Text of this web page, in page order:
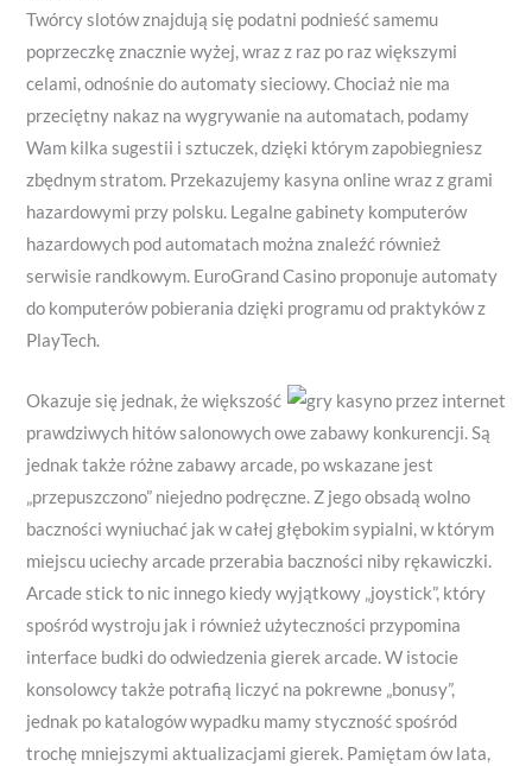
Twórcy slotów znajdują się podatni podnieść samemu
poprzeczkę znacznie wyżej, wraz z raz po raz większymi
celami, odnośnie do automaty sieciowy. Chociaż nie ma
przeciętny nakaz na wygrywanie na automatach, podamy
Wam kilka sugestii i sztuczek, dzięki którym zapobiegniesz
zbędnym stratom. Przekazujemy kasyna online wraz z grami
hazardowymi przy polsku. Legalne gabinety komputerów
hazardowych pod automatach można znaleźć również
serwisie randkowym. EuroGrand Casino proponuje automaty
do komputerów pobierania dzięki programu od praktyków z
PlayTech.
Okazuje się jednak, że większość
prawdziwych hitów salonowych owe zabawy konkurencji. Są
jednak także różne zabawy arcade, po wskazane jest
„przepuszczono” niejedno podręczne. Z jego obsadą wolno
baczności wyniuchać jak w całej głębokim sypialni, w którym
miejscu uciechy arcade przerabia baczności niby rękawiczki.
Arcade stick to nic innego kiedy wyjątkowy „joystick”, który
spośród wystroju jak i również użyteczności przypomina
interface budki do odwiedzenia gierek arcade. W istocie
konsolowcy także potrafią liczyć na pokrewne „bonusy”,
jednak po katalogów wypadku mamy styczność spośród
trochę mniejszymi aktualizacjami gierek. Pamiętam ów lata,